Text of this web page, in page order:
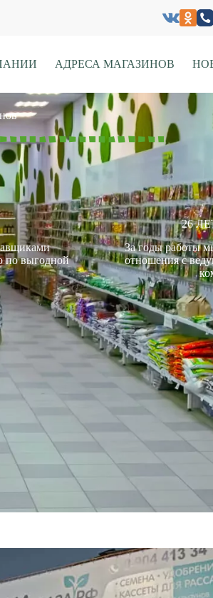
АДРЕСА МАГАЗИНОВ
по выгодной
26
За годы работы
отношения с